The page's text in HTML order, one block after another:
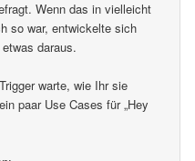
Wenn das in vielleicht
so war, entwickelte sich
daraus.
warte, wie Ihr sie
paar Use Cases für „Hey